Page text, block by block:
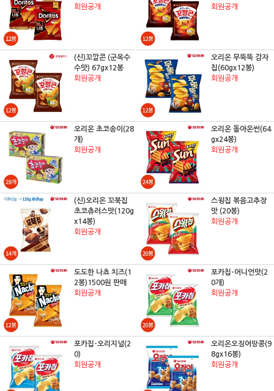
회원공개
회원공개
(신)꼬깔콘 (군옥수
수맛) 67gx12봉
회원공개
오리온 무뚝뚝 감자
칩(60gx12봉)
회원공개
오리온 초코송이(28
개)
회원공개
오리온 돌아온썬(64
gx24봉)
회원공개
(신)오리온 꼬북칩
초코츄러스맛(120g
x14봉)
회원공개
스윙칩 볶음고추장
맛 (20봉)
회원공개
도도한 나쵸 치즈(1
2봉)1500원 판매
회원공개
포카칩-어니언맛(2
0개)
회원공개
포카칩-오리지널(2
0)
회원공개
오리온오징어땅콩(9
8gx16봉)
회원공개